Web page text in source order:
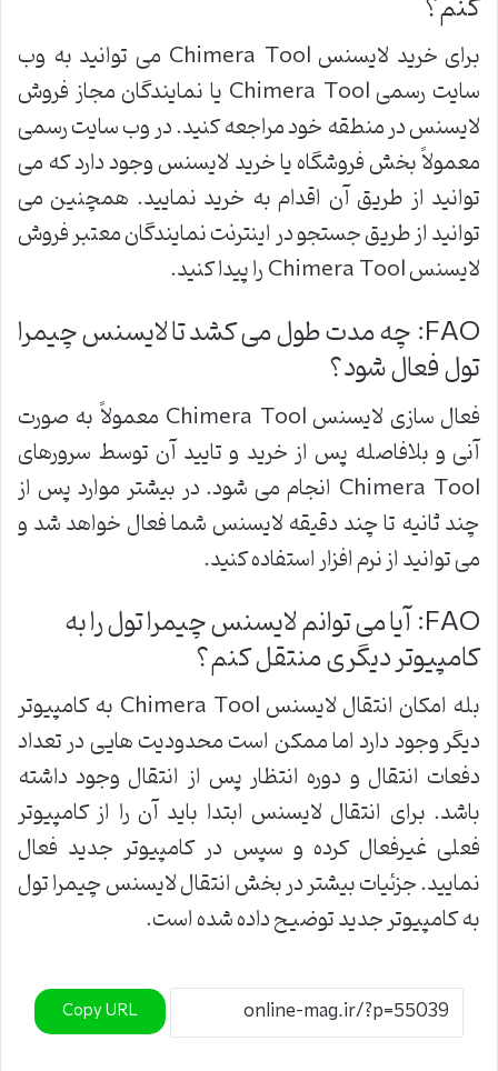
برای خرید لایسنس Chimera Tool می توانید به وب
سایت رسمی Chimera Tool یا نمایندگان مجاز فروش
لایسنس در منطقه خود مراجعه کنید. در وب سایت رسمی
معمولاً بخش فروشگاه یا خرید لایسنس وجود دارد که می
توانید از طریق آن اقدام به خرید نمایید. همچنین می
توانید از طریق جستجو در اینترنت نمایندگان معتبر فروش
لایسنس Chimera Tool را پیدا کنید.
FAQ: چه مدت طول می کشد تا لایسنس چیمرا
تول فعال شود؟
فعال سازی لایسنس Chimera Tool معمولاً به صورت
آنی و بلافاصله پس از خرید و تایید آن توسط سرورهای
Chimera Tool انجام می شود. در بیشتر موارد پس از
چند ثانیه تا چند دقیقه لایسنس شما فعال خواهد شد و
می توانید از نرم افزار استفاده کنید.
FAQ: آیا می توانم لایسنس چیمرا تول را به
کامپیوتر دیگری منتقل کنم؟
بله امکان انتقال لایسنس Chimera Tool به کامپیوتر
دیگر وجود دارد اما ممکن است محدودیت هایی در تعداد
دفعات انتقال و دوره انتظار پس از انتقال وجود داشته
باشد. برای انتقال لایسنس ابتدا باید آن را از کامپیوتر
فعلی غیرفعال کرده و سپس در کامپیوتر جدید فعال
نمایید. جزئیات بیشتر در بخش انتقال لایسنس چیمرا تول
به کامپیوتر جدید توضیح داده شده است.
Copy URL